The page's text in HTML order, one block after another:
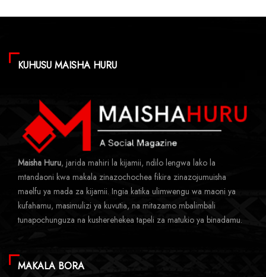
KUHUSU MAISHA HURU
Maisha Huru, jarida mahiri la kijamii, ndilo lengwa lako la
mtandaoni kwa makala zinazochochea fikira zinazojumuisha
maelfu ya mada za kijamii. Ingia katika ulimwengu wa maoni ya
kufahamu, masimulizi ya kuvutia, na mitazamo mbalimbali
tunapochunguza na kusherehekea tapeli za matukio ya binadamu.
MAKALA BORA